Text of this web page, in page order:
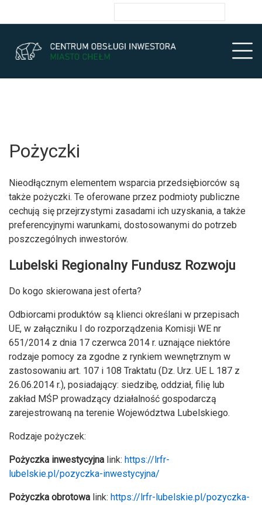
Pożyczki
Nieodłącznym elementem wsparcia przedsiębiorców są
także pożyczki. Te oferowane przez podmioty publiczne
cechują się przejrzystymi zasadami ich uzyskania, a także
preferencyjnymi warunkami, dostosowanymi do potrzeb
poszczególnych inwestorów.
Lubelski Regionalny Fundusz Rozwoju
Do kogo skierowana jest oferta?
Odbiorcami produktów są klienci określani w przepisach
UE, w załączniku I do rozporządzenia Komisji WE nr
651/2014 z dnia 17 czerwca 2014 r. uznające niektóre
rodzaje pomocy za zgodne z rynkiem wewnętrznym w
zastosowaniu art. 107 i 108 Traktatu (Dz. Urz. UE L 187 z
26.06.2014 r.), posiadający: siedzibę, oddział, filię lub
zakład MŚP prowadzący działalność gospodarczą
zarejestrowaną na terenie Województwa Lubelskiego.
Rodzaje pożyczek:
Pożyczka inwestycyjna link: https://lrfr-
lubelskie.pl/pozyczka-inwestycyjna/
Pożyczka obrotowa link: https://lrfr-lubelskie.pl/pozyczka-